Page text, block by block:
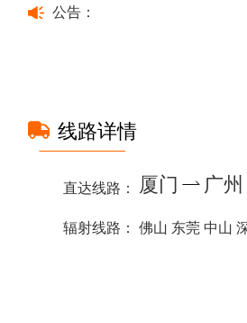
公告：
线路详情
直达线路： 厦门 广州
辐射线路： 佛山 东莞 中山